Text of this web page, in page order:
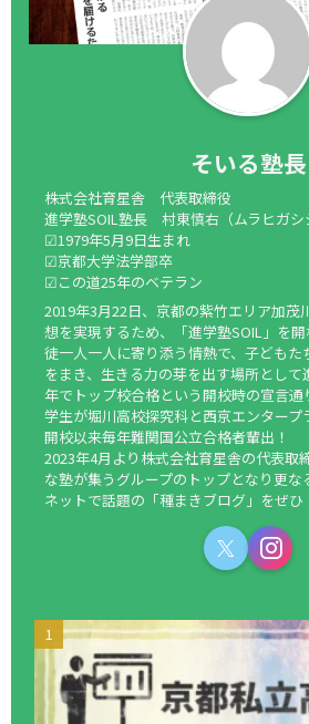
そいる塾長
株式会社育星舎 代表取締役
進学塾SOIL塾長 村東慎右（ムラヒガシ
☑1979年5月9日生まれ
☑京都大学法学部卒
☑この道25年のベテラン
2019年3月22日、京都の紫竹エリア加茂
想を実現するため、「進学塾SOIL」を
徒一人一人に寄り添う情熱で、子ども
をまき、生きる力の芽を出す場所として
年でトップ校合格という開校時の宣言
学生が堀川高校探究科と西京エンタープ
開校以来毎年難関国公立合格者輩出！
2023年4月より株式会社育星舎の代表取
な塾が集うグループのトップとなり更な
ネットで話題の「種まきブログ」をぜひ